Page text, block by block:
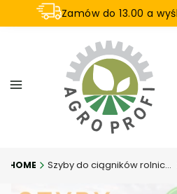
Zamów do 13.00 a
U nas na
Szyby do ciągników rolniczych